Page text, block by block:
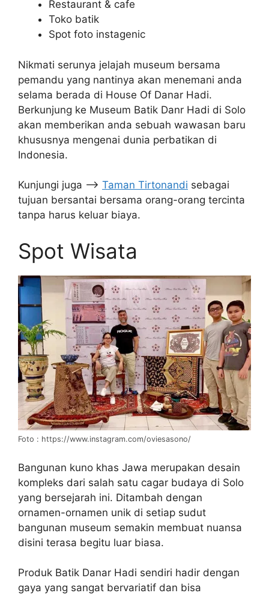
Restaurant & cafe
Toko batik
Spot foto instagenic
Nikmati serunya jelajah museum bersama
pemandu yang nantinya akan menemani anda
selama berada di House Of Danar Hadi.
Berkunjung ke Museum Batik Danr Hadi di Solo
akan memberikan anda sebuah wawasan baru
khususnya mengenai dunia perbatikan di
Indonesia.
Kunjungi juga –> Taman Tirtonandi sebagai
tujuan bersantai bersama orang-orang tercinta
tanpa harus keluar biaya.
Spot Wisata
Foto : https://www.instagram.com/oviesasono/
Bangunan kuno khas Jawa merupakan desain
kompleks dari salah satu cagar budaya di Solo
yang bersejarah ini. Ditambah dengan
ornamen-ornamen unik di setiap sudut
bangunan museum semakin membuat nuansa
disini terasa begitu luar biasa.
Produk Batik Danar Hadi sendiri hadir dengan
gaya yang sangat bervariatif dan bisa